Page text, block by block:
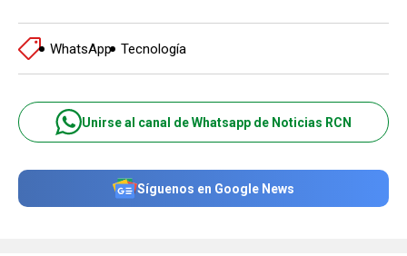
WhatsApp Tecnología
Unirse al canal de Whatsapp de Noticias RCN
Síguenos en Google News